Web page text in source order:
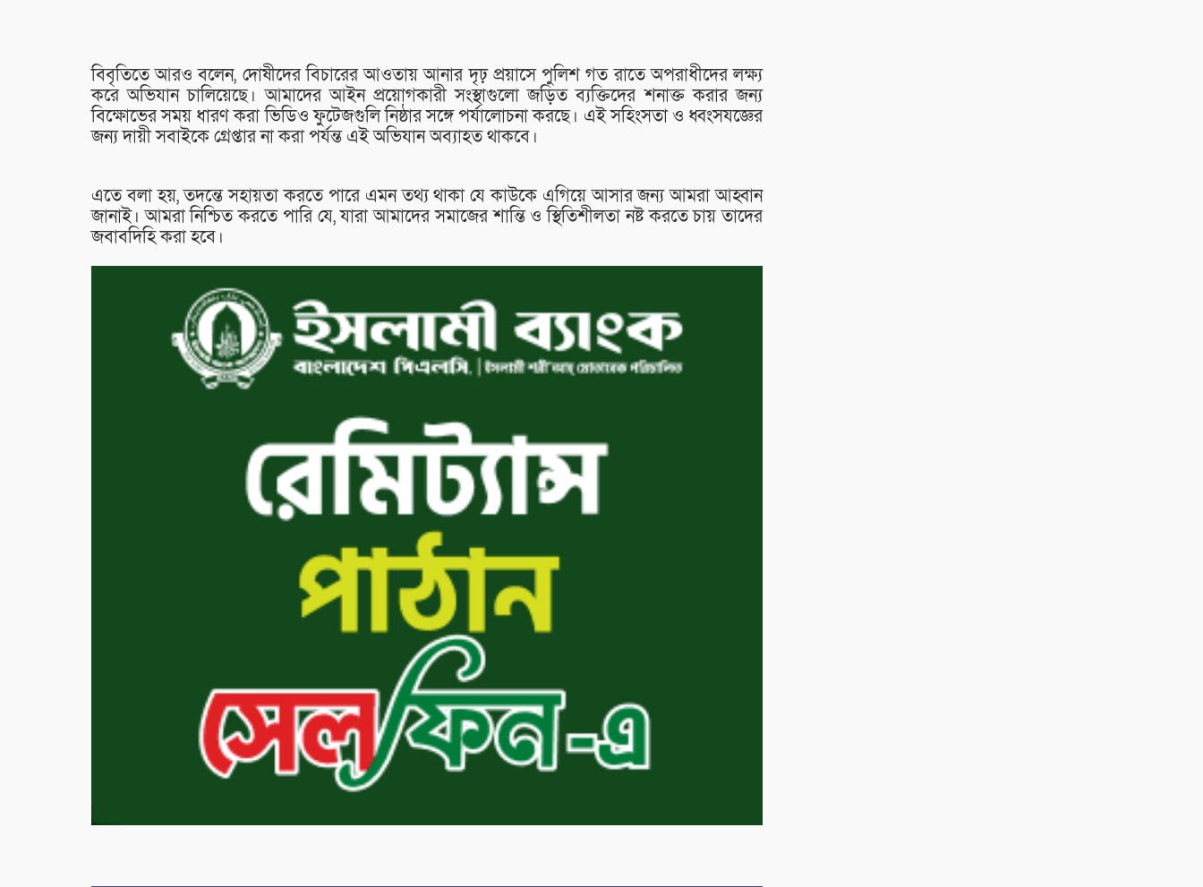
বিবৃতিতে আরও বলেন, দোষীদের বিচারের আওতায় আনার দৃঢ় প্রয়াসে পুলিশ গত রাতে অপরাধীদের লক্ষ্য
করে অভিযান চালিয়েছে। আমাদের আইন প্রয়োগকারী সংস্থাগুলো জড়িত ব্যক্তিদের শনাক্ত করার জন্য
বিক্ষোভের সময় ধারণ করা ভিডিও ফুটেজগুলি নিষ্ঠার সঙ্গে পর্যালোচনা করছে। এই সহিংসতা ও ধ্বংসযজ্ঞের
জন্য দায়ী সবাইকে গ্রেপ্তার না করা পর্যন্ত এই অভিযান অব্যাহত থাকবে।
এতে বলা হয়, তদন্তে সহায়তা করতে পারে এমন তথ্য থাকা যে কাউকে এগিয়ে আসার জন্য আমরা আহ্বান
জানাই। আমরা নিশ্চিত করতে পারি যে, যারা আমাদের সমাজের শান্তি ও স্থিতিশীলতা নষ্ট করতে চায় তাদের
জবাবদিহি করা হবে।